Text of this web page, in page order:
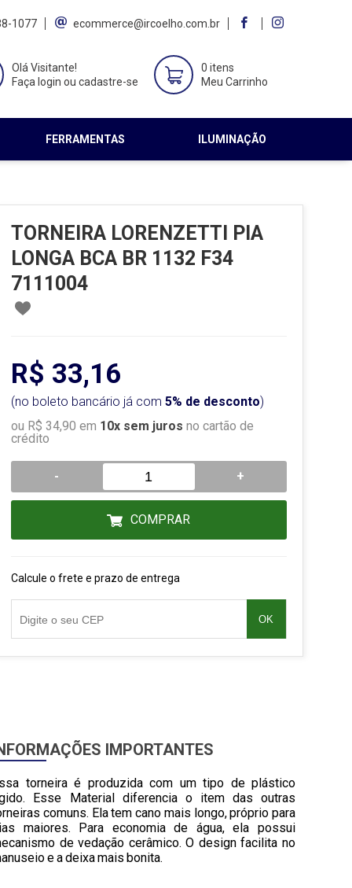
1077 ecommerce@ircoelho.com.br
Olá Visitante!
Faça login ou cadastre-se
0 itens
Meu Carrinho
FERRAMENTAS ILUMINAÇÃO
TORNEIRA LORENZETTI PIA
LONGA BCA BR 1132 F34
7111004
R$ 33,16
(no boleto bancário já com 5% de desconto)
ou R$ 34,90 em 10x sem juros no cartão de
crédito
- +
COMPRAR
Calcule o frete e prazo de entrega
OK
IMPORTANTES
torneira é produzida com um tipo de plástico
Esse Material diferencia o item das outras
comuns. Ela tem cano mais longo, próprio para
maiores. Para economia de água, ela possui
de vedação cerâmico. O design facilita no
e a deixa mais bonita.